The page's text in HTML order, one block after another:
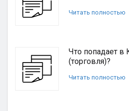
Читать полностью
Что попадает
(торговля)?
Читать полностью